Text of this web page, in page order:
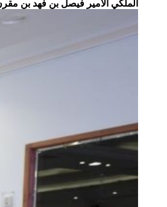
الملكي الأمير فيصل بن فهد بن